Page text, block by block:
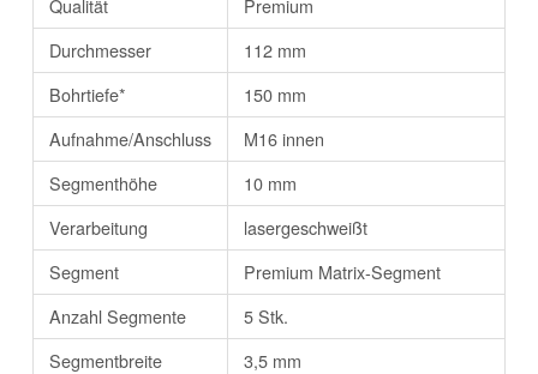
Qualität
Premium
Durchmesser
112 mm
Bohrtiefe*
150 mm
Aufnahme/Anschluss
M16 innen
Segmenthöhe
10 mm
Verarbeitung
lasergeschweißt
Segment
Premium Matrix-Segment
Anzahl Segmente
5 Stk.
Segmentbreite
3,5 mm